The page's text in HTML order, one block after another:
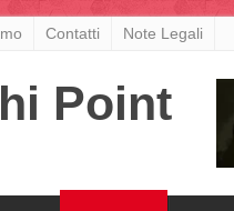
Contatti Note Legali